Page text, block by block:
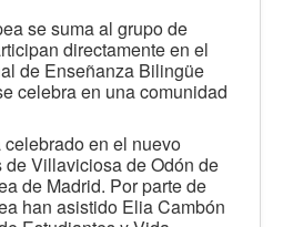
se suma al grupo de
directamente en el
de Enseñanza Bilingüe
celebra en una comunidad
en el nuevo
Villaviciosa de Odón de
de Madrid. Por parte de
han asistido Elia Cambón